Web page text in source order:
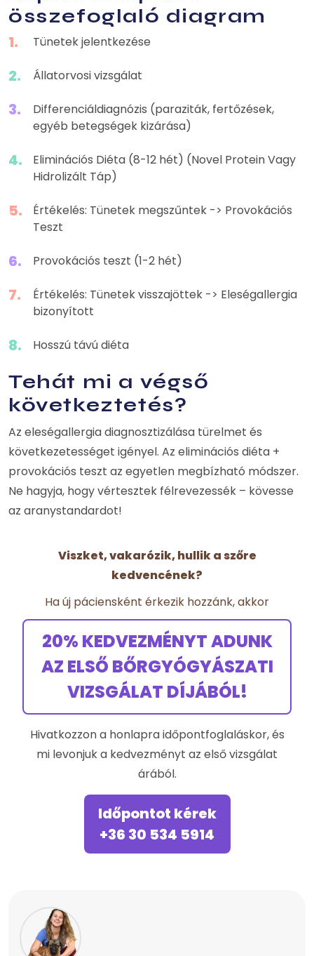
összefoglaló diagram
Tünetek jelentkezése
Állatorvosi vizsgálat
Differenciáldiagnózis (paraziták, fertőzések,
egyéb betegségek kizárása)
Eliminációs Diéta (8-12 hét) (Novel Protein Vagy
Hidrolizált Táp)
Értékelés: Tünetek megszűntek -> Provokációs
Teszt
Provokációs teszt (1-2 hét)
Értékelés: Tünetek visszajöttek -> Eleségallergia
bizonyított
Hosszú távú diéta
Tehát mi a végső
következtetés?
Az eleségallergia diagnosztizálása türelmet és
következetességet igényel. Az eliminációs diéta +
provokációs teszt az egyetlen megbízható módszer.
Ne hagyja, hogy vértesztek félrevezessék – kövesse
az aranystandardot!
Viszket, vakarózik, hullik a szőre
kedvencének?
Ha új páciensként érkezik hozzánk, akkor
20% KEDVEZMÉNYT ADUNK
AZ ELSŐ BŐRGYÓGYÁSZATI
VIZSGÁLAT DÍJÁBÓL!
Hivatkozzon a honlapra időpontfoglaláskor, és
mi levonjuk a kedvezményt az első vizsgálat
árából.
Időpontot kérek
+36 30 534 5914